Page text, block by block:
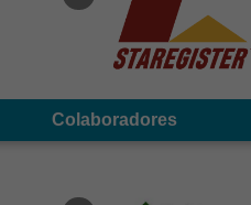
Colaboradores